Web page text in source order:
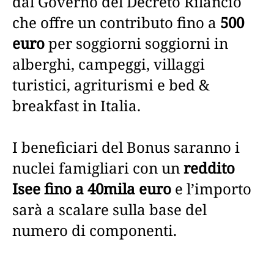
che offre un contributo fino a 500
europer soggiorni soggiorni in
alberghi, campeggi, villaggi
turistici, agriturismi e bed &
breakfast in Italia.
I beneficiari del Bonus saranno i
nuclei famigliari con unreddito
Isee fino a 40mila euro e l’importo
sarà a scalare sulla base del
numero di componenti.